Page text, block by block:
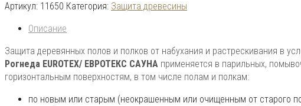
Артикул: 11650 Категория: Защита древесины
Описание
Защита деревянных полов и полков от набухания и растрескивания в
Рогнеда EUROTEX/ ЕВРОТЕКС САУНА применяется в парильных,
горизонтальным поверхностям, в том числе полам и полкам:
по новым или старым (неокрашенным или очищенным от старого